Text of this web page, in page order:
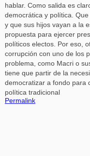
hablar. Como salida es
democrática y política.
y que sus hijos vayan a la
propuesta para ejercer
políticos electos. Por eso,
corrupción con uno de los
problema, como Macri o
tiene que partir de la
democratizar a fondo para
política tradicional
Permalink